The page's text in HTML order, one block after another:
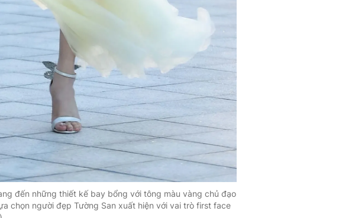
đến những thiết kế bay bổng với tông màu vàng chủ đạo
chọn người đẹp Tường San xuất hiện với vai trò first face